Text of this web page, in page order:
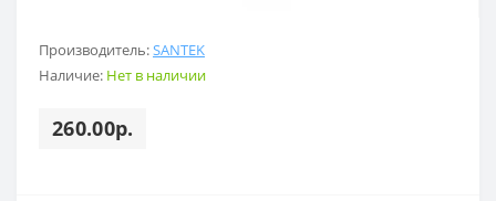
Производитель:SANTEK
Наличие: Нет в наличии
260.00р.